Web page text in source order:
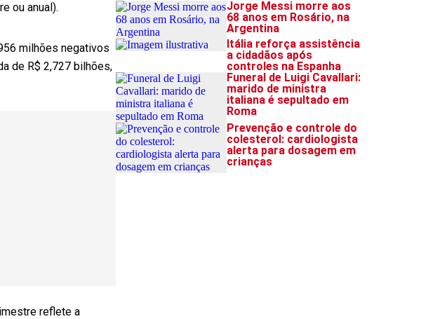
ou anual).
milhões negativos
de R$ 2,727 bilhões,
reflete a